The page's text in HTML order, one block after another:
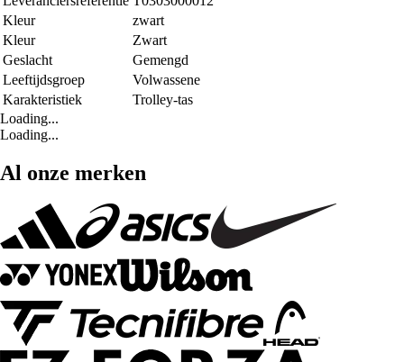
Kleur
zwart
Kleur
Zwart
Geslacht
Gemengd
Leeftijdsgroep
Volwassene
Karakteristiek
Trolley-tas
Loading...
Loading...
Al onze merken